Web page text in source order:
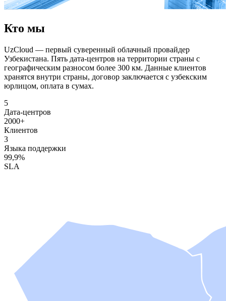
Кто мы
UzCloud — первый суверенный облачный провайдер
Узбекистана. Пять дата-центров на территории страны с
географическим разносом более 300 км. Данные клиентов
хранятся внутри страны, договор заключается с узбекским
юрлицом, оплата в сумах.
5
Дата-центров
2000+
Клиентов
3
Языка поддержки
99,9%
SLA